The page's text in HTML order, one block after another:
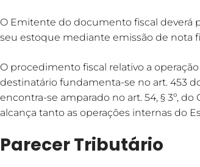
O Emitente do documento fiscal deverá
seu estoque mediante emissão de nota
O procedimento fiscal relativo a
destinatário fundamenta-se no art. 453
encontra-se amparado no art. 54, § 3º, do
alcança tanto as operações internas do
Parecer Tributário